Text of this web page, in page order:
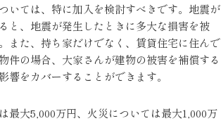
いては、特に加入を検討すべきです。地震が
と、地震が発生したときに多大な損害を被
また、持ち家だけでなく、賃貸住宅に住んで
件の場合、大家さんが建物の被害を補償する
をカバーすることができます。
最大5,000万円、火災については最大1,000万